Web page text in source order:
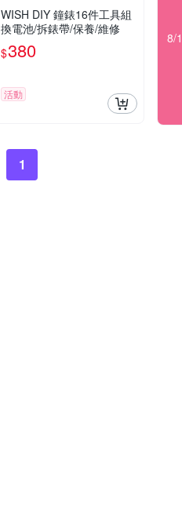
WISH DIY 鐘錶16件工具組
換電池/拆錶帶/保養/維修
$380
活動
1